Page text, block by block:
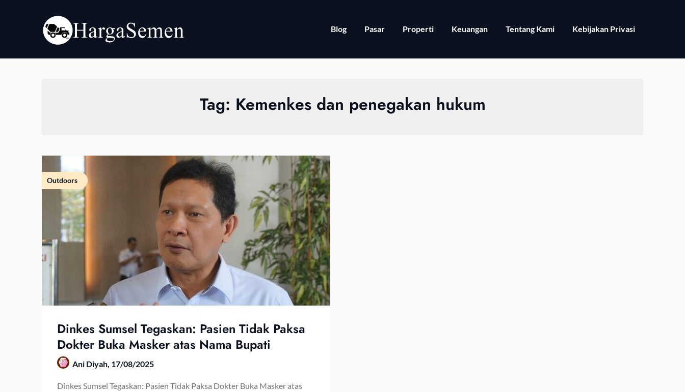
Blog Pasar Properti Keuangan Tentang Kami Kebijakan Privasi
Tag: Kemenkes dan penegakan hukum
Outdoors
Dinkes Sumsel Tegaskan: Pasien Tidak Paksa
Dokter Buka Masker atas Nama Bupati
Ani Diyah, 17/08/2025
Dinkes Sumsel Tegaskan: Pasien Tidak Paksa Dokter Buka Masker atas